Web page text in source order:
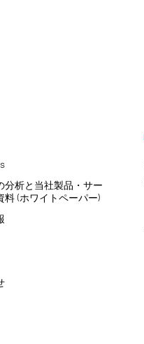
分析と当社製品・サー
料 (ホワイトペーパー)